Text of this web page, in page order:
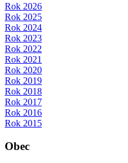
Rok 2026
Rok 2025
Rok 2024
Rok 2023
Rok 2022
Rok 2021
Rok 2020
Rok 2019
Rok 2018
Rok 2017
Rok 2016
Rok 2015
Obec